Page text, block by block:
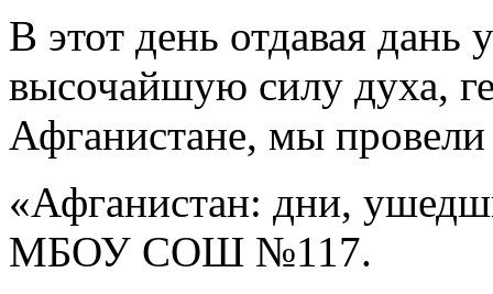
В этот день отдавая дань
высочайшую силу духа,
Афганистане, мы
«Афганистан: дни,
МБОУ СОШ №117.